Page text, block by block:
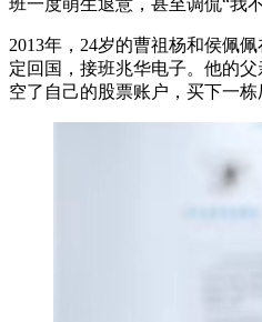
2013年，24岁的曹祖杨和侯佩
定回国，接班兆华电子。他的
空了自己的股票账户，买下一栋